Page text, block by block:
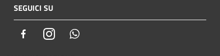
SEGUICI SU
FacebookInstagram